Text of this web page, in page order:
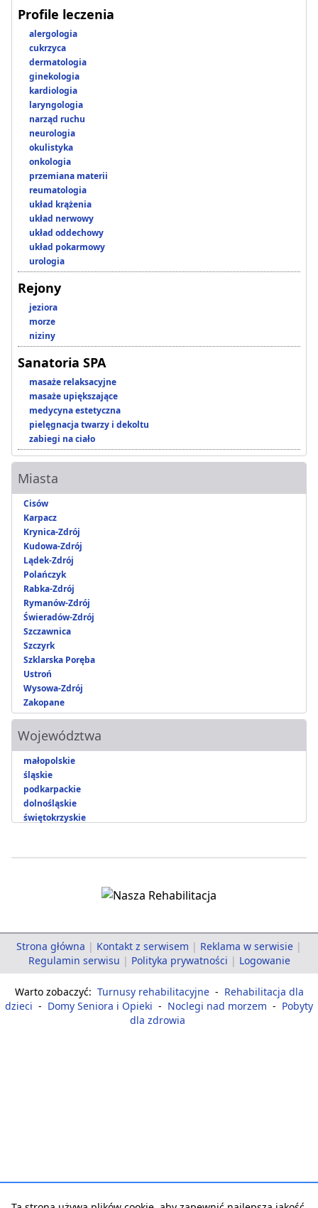
Profile leczenia
alergologia
cukrzyca
dermatologia
ginekologia
kardiologia
laryngologia
narząd ruchu
neurologia
okulistyka
onkologia
przemiana materii
reumatologia
układ krążenia
układ nerwowy
układ oddechowy
układ pokarmowy
urologia
Rejony
jeziora
morze
niziny
Sanatoria SPA
masaże relaksacyjne
masaże upiększające
medycyna estetyczna
pielęgnacja twarzy i dekoltu
zabiegi na ciało
Miasta
Cisów
Karpacz
Krynica-Zdrój
Kudowa-Zdrój
Lądek-Zdrój
Polańczyk
Rabka-Zdrój
Rymanów-Zdrój
Świeradów-Zdrój
Szczawnica
Szczyrk
Szklarska Poręba
Ustroń
Wysowa-Zdrój
Zakopane
Województwa
małopolskie
śląskie
podkarpackie
dolnośląskie
świętokrzyskie
Strona główna | Kontakt z serwisem | Reklama w serwisie |
Regulamin serwisu | Polityka prywatności | Logowanie
Warto zobaczyć: Turnusy rehabilitacyjne - Rehabilitacja dla
dzieci - Domy Seniora i Opieki - Noclegi nad morzem - Pobyty
dla zdrowia